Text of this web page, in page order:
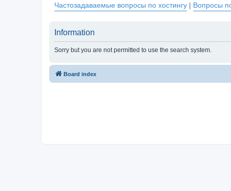
Частозадаваемые вопросы по хостингу | Вопросы
Information
Sorry but you are not permitted to use the search system.
Board index